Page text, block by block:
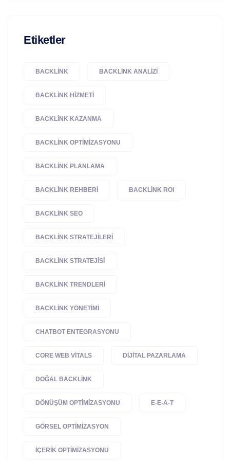
Etiketler
BACKLINK BACKLINK ANALIZI
BACKLINK HIZMETI
BACKLINK KAZANMA
BACKLINK OPTIMIZASYONU
BACKLINK PLANLAMA
BACKLINK REHBERI BACKLINK ROI
BACKLINK SEO
BACKLINK STRATEJILERI
BACKLINK STRATEJISI
BACKLINK TRENDLERI
BACKLINK YÖNETIMI
CHATBOT ENTEGRASYONU
CORE WEB VITALS DIJITAL PAZARLAMA
DOĞAL BACKLINK
DÖNÜŞÜM OPTIMIZASYONU E-E-A-T
GÖRSEL OPTIMIZASYON
IÇERIK OPTIMIZASYONU